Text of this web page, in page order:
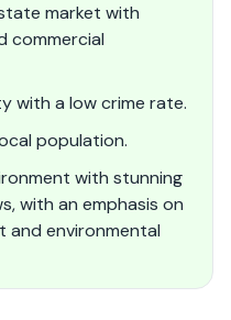
market with
commercial
with a low crime rate.
population.
with stunning
with an emphasis on
and environmental